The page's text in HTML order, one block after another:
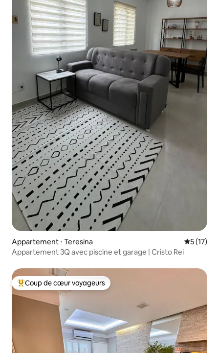
Appartement ⋅ Teresina
5 (17)
Appartement 3Q avec piscine et garage | Cristo Rei
Coups de cœur voyageurs les plus appréciés
Coup de cœur voyageurs